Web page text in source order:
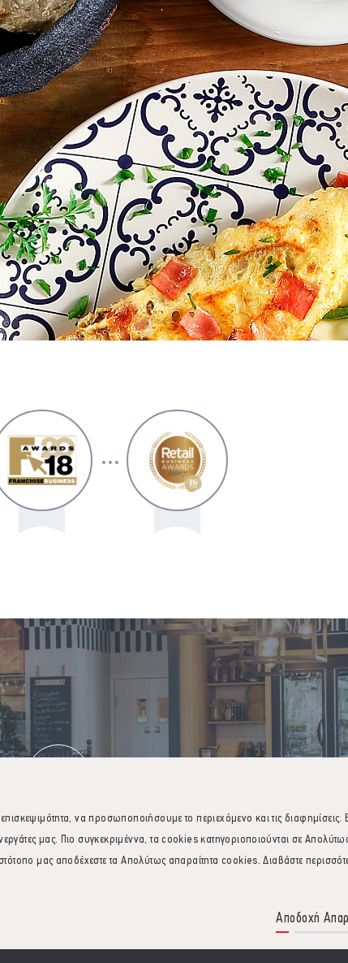
Οργανόγραμμα Ομίλου Εστίασης
να προσωποποιήσουμε το περιεχόμενο και τις διαφημίσεις.
μας. Πιο συγκεκριμέννα, τα cookies κατηγοριοποιούνται σε
μας αποδέχεστε τα Απολύτως απαραίτητα cookies. Διαβάστε
Αποδοχή